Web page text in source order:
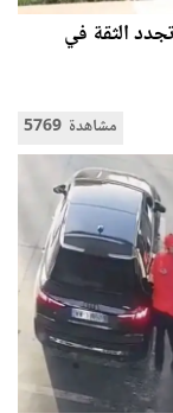
الثقة في
5769 مشاهدة